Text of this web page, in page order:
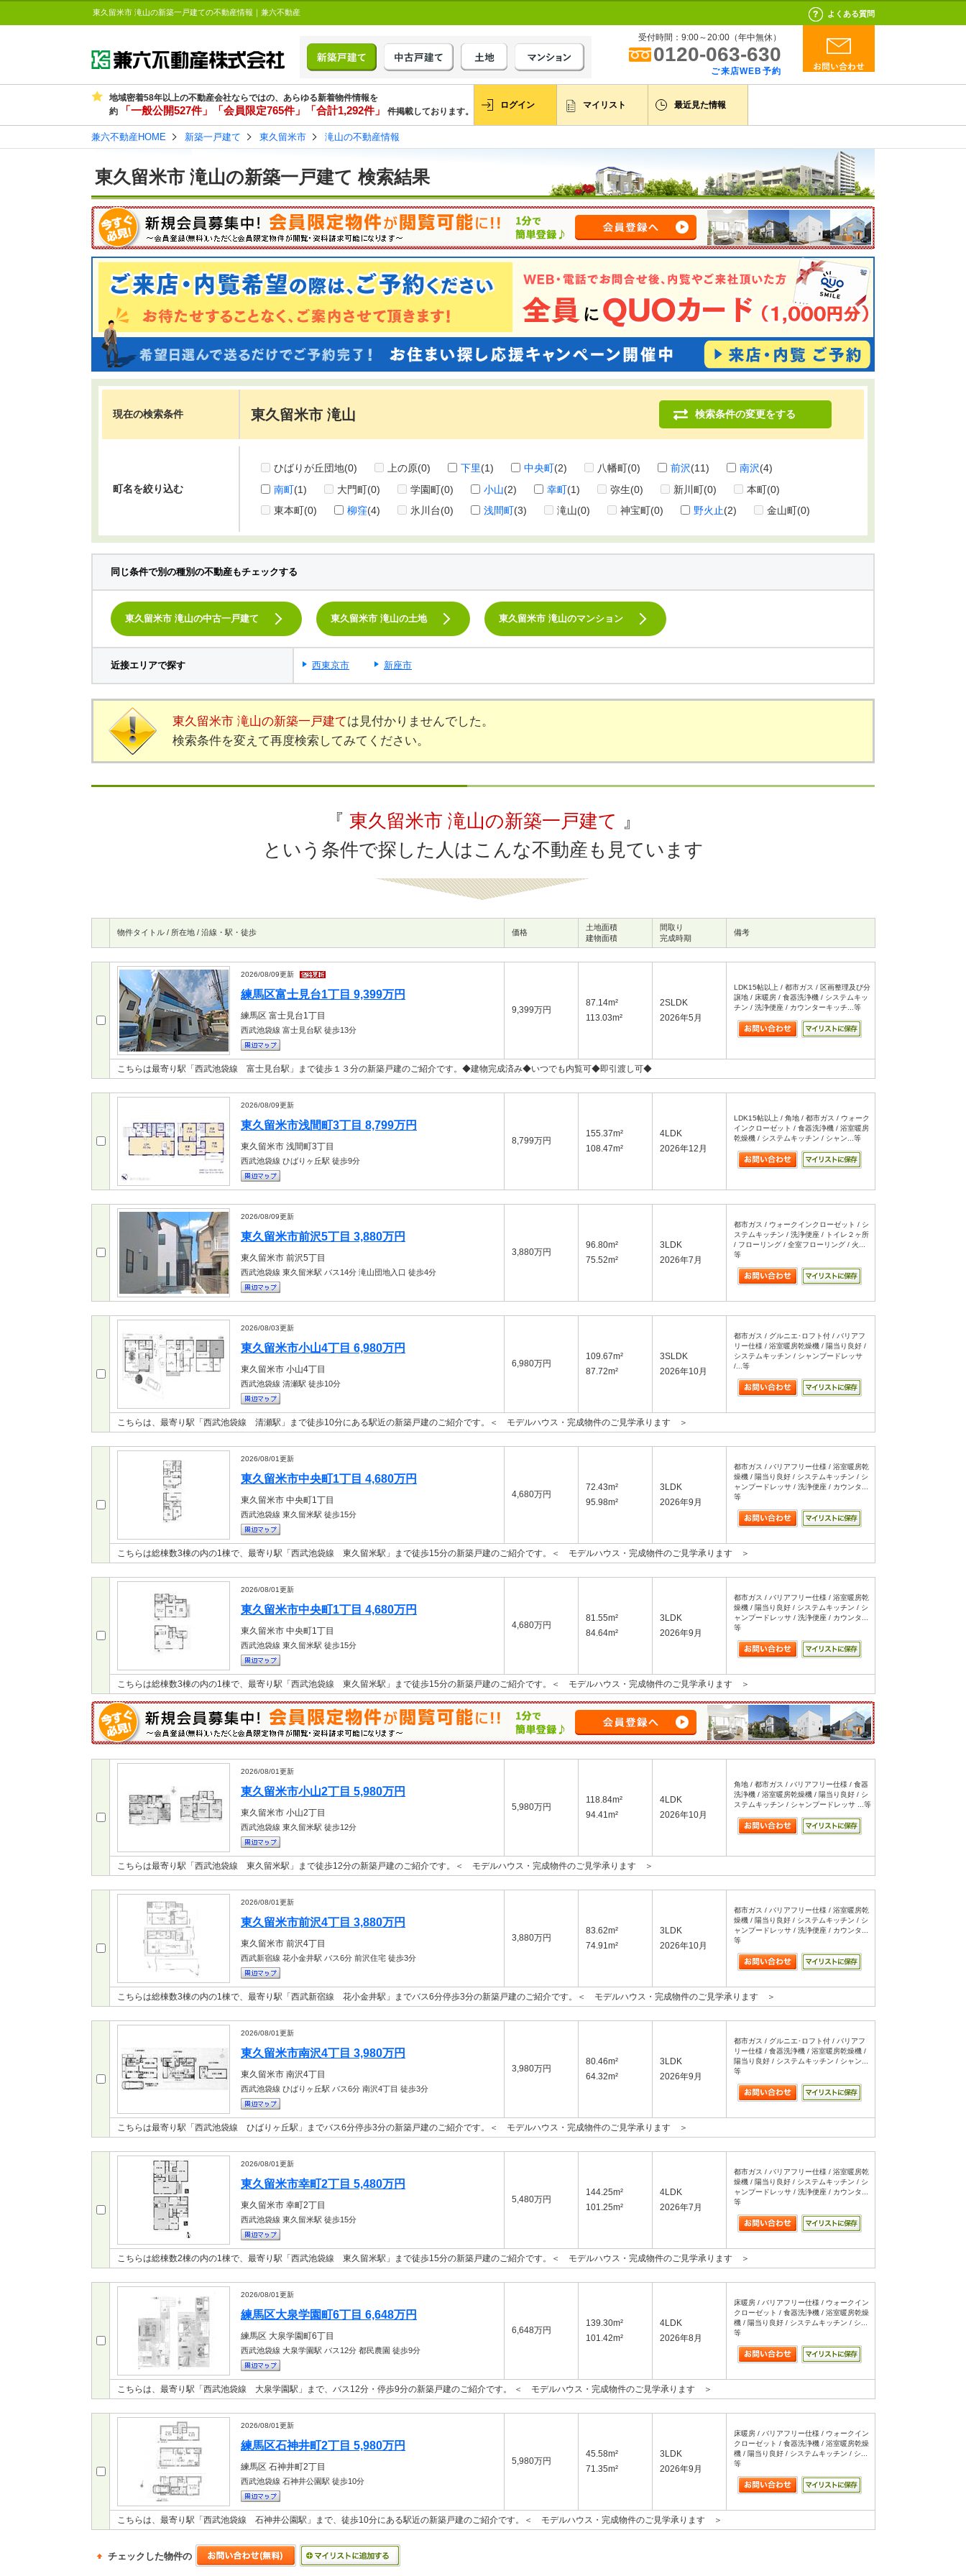
東久留米市 滝山の新築一戸建ての不動産情報｜兼六不動産 よくある質問
受付時間：9:00～20:00（年中無休）
0120-063-630
ご来店WEB予約
地域密着58年以上の不動産会社ならではの、あらゆる新着物件情報を
約
「一般公開527件」「会員限定765件」「合計1,292件」 件掲載しております。
ログイン マイリスト 最近見た情報
兼六不動産HOME 新築一戸建て 東久留米市 滝山の不動産情報
東久留米市 滝山の新築一戸建て 検索結果
現在の検索条件 東久留米市 滝山 検索条件の変更をする
町名を絞り込む
ひばりが丘団地(0) 上の原(0) 下里(1) 中央町(2) 八幡町(0) 前沢(11) 南沢(4)
南町(1) 大門町(0) 学園町(0) 小山(2) 幸町(1) 弥生(0) 新川町(0) 本町(0)
東本町(0) 柳窪(4) 氷川台(0) 浅間町(3) 滝山(0) 神宝町(0) 野火止(2) 金山町(0)
同じ条件で別の種別の不動産もチェックする
東久留米市 滝山の中古一戸建て 東久留米市 滝山の土地 東久留米市 滝山のマンション
近接エリアで探す 西東京市 新座市
東久留米市 滝山の新築一戸建ては見付かりませんでした。
検索条件を変えて再度検索してみてください。
『 東久留米市 滝山の新築一戸建て
』
という条件で探した人はこんな不動産も見ています
物件タイトル / 所在地 / 沿線・駅・徒歩 価格
土地面積
建物面積
間取り
完成時期
備考
2026/08/09更新
練馬区富士見台1丁目 9,399万円
練馬区 富士見台1丁目
西武池袋線 富士見台駅 徒歩13分
9,399万円
87.14m²
113.03m²
2SLDK
2026年5月
LDK15帖以上 / 都市ガス / 区画整理及び分
譲地 / 床暖房 / 食器洗浄機 / システムキッ
チン / 洗浄便座 / カウンターキッチ...等
こちらは最寄り駅「西武池袋線 富士見台駅」まで徒歩１３分の新築戸建のご紹介です。◆建物完成済み◆いつでも内覧可◆即引渡し可◆
2026/08/09更新
東久留米市浅間町3丁目 8,799万円
東久留米市 浅間町3丁目
西武池袋線 ひばりヶ丘駅 徒歩9分
8,799万円
155.37m²
108.47m²
4LDK
2026年12月
LDK15帖以上 / 角地 / 都市ガス / ウォーク
インクローゼット / 食器洗浄機 / 浴室暖房
乾燥機 / システムキッチン / シャン...等
2026/08/09更新
東久留米市前沢5丁目 3,880万円
東久留米市 前沢5丁目
西武池袋線 東久留米駅 バス14分 滝山団地入口 徒歩4分
3,880万円
96.80m²
75.52m²
3LDK
2026年7月
都市ガス / ウォークインクローゼット / シ
ステムキッチン / 洗浄便座 / トイレ２ヶ所
/ フローリング / 全室フローリング / 火...
等
2026/08/03更新
東久留米市小山4丁目 6,980万円
東久留米市 小山4丁目
西武池袋線 清瀬駅 徒歩10分
6,980万円
109.67m²
87.72m²
3SLDK
2026年10月
都市ガス / グルニエ･ロフト付 / バリアフ
リー仕様 / 浴室暖房乾燥機 / 陽当り良好 /
システムキッチン / シャンプードレッサ
/...等
こちらは、最寄り駅「西武池袋線 清瀬駅」まで徒歩10分にある駅近の新築戸建のご紹介です。＜ モデルハウス・完成物件のご見学承ります ＞
2026/08/01更新
東久留米市中央町1丁目 4,680万円
東久留米市 中央町1丁目
西武池袋線 東久留米駅 徒歩15分
4,680万円
72.43m²
95.98m²
3LDK
2026年9月
都市ガス / バリアフリー仕様 / 浴室暖房乾
燥機 / 陽当り良好 / システムキッチン / シ
ャンプードレッサ / 洗浄便座 / カウンタ...
等
こちらは総棟数3棟の内の1棟で、最寄り駅「西武池袋線 東久留米駅」まで徒歩15分の新築戸建のご紹介です。＜ モデルハウス・完成物件のご見学承ります ＞
2026/08/01更新
東久留米市中央町1丁目 4,680万円
東久留米市 中央町1丁目
西武池袋線 東久留米駅 徒歩15分
4,680万円
81.55m²
84.64m²
3LDK
2026年9月
都市ガス / バリアフリー仕様 / 浴室暖房乾
燥機 / 陽当り良好 / システムキッチン / シ
ャンプードレッサ / 洗浄便座 / カウンタ...
等
こちらは総棟数3棟の内の1棟で、最寄り駅「西武池袋線 東久留米駅」まで徒歩15分の新築戸建のご紹介です。＜ モデルハウス・完成物件のご見学承ります ＞
2026/08/01更新
東久留米市小山2丁目 5,980万円
東久留米市 小山2丁目
西武池袋線 東久留米駅 徒歩12分
5,980万円
118.84m²
94.41m²
4LDK
2026年10月
角地 / 都市ガス / バリアフリー仕様 / 食器
洗浄機 / 浴室暖房乾燥機 / 陽当り良好 / シ
ステムキッチン / シャンプードレッサ ...等
こちらは最寄り駅「西武池袋線 東久留米駅」まで徒歩12分の新築戸建のご紹介です。＜ モデルハウス・完成物件のご見学承ります ＞
2026/08/01更新
東久留米市前沢4丁目 3,880万円
東久留米市 前沢4丁目
西武新宿線 花小金井駅 バス6分 前沢住宅 徒歩3分
3,880万円
83.62m²
74.91m²
3LDK
2026年10月
都市ガス / バリアフリー仕様 / 浴室暖房乾
燥機 / 陽当り良好 / システムキッチン / シ
ャンプードレッサ / 洗浄便座 / カウンタ...
等
こちらは総棟数3棟の内の1棟で、最寄り駅「西武新宿線 花小金井駅」までバス6分停歩3分の新築戸建のご紹介です。＜ モデルハウス・完成物件のご見学承ります ＞
2026/08/01更新
東久留米市南沢4丁目 3,980万円
東久留米市 南沢4丁目
西武池袋線 ひばりヶ丘駅 バス6分 南沢4丁目 徒歩3分
3,980万円
80.46m²
64.32m²
3LDK
2026年9月
都市ガス / グルニエ･ロフト付 / バリアフ
リー仕様 / 食器洗浄機 / 浴室暖房乾燥機 /
陽当り良好 / システムキッチン / シャン...
等
こちらは最寄り駅「西武池袋線 ひばりヶ丘駅」までバス6分停歩3分の新築戸建のご紹介です。＜ モデルハウス・完成物件のご見学承ります ＞
2026/08/01更新
東久留米市幸町2丁目 5,480万円
東久留米市 幸町2丁目
西武池袋線 東久留米駅 徒歩15分
5,480万円
144.25m²
101.25m²
4LDK
2026年7月
都市ガス / バリアフリー仕様 / 浴室暖房乾
燥機 / 陽当り良好 / システムキッチン / シ
ャンプードレッサ / 洗浄便座 / カウンタ...
等
こちらは総棟数2棟の内の1棟で、最寄り駅「西武池袋線 東久留米駅」まで徒歩15分の新築戸建のご紹介です。＜ モデルハウス・完成物件のご見学承ります ＞
2026/08/01更新
練馬区大泉学園町6丁目 6,648万円
練馬区 大泉学園町6丁目
西武池袋線 大泉学園駅 バス12分 都民農園 徒歩9分
6,648万円
139.30m²
101.42m²
4LDK
2026年8月
床暖房 / バリアフリー仕様 / ウォークイン
クローゼット / 食器洗浄機 / 浴室暖房乾燥
機 / 陽当り良好 / システムキッチン / シ...
等
こちらは、最寄り駅「西武池袋線 大泉学園駅」まで、バス12分・停歩9分の新築戸建のご紹介です。 ＜ モデルハウス・完成物件のご見学承ります ＞
2026/08/01更新
練馬区石神井町2丁目 5,980万円
練馬区 石神井町2丁目
西武池袋線 石神井公園駅 徒歩10分
5,980万円
45.58m²
71.35m²
3LDK
2026年9月
床暖房 / バリアフリー仕様 / ウォークイン
クローゼット / 食器洗浄機 / 浴室暖房乾燥
機 / 陽当り良好 / システムキッチン / シ...
等
こちらは、最寄り駅「西武池袋線 石神井公園駅」まで、徒歩10分にある駅近の新築戸建のご紹介です。＜ モデルハウス・完成物件のご見学承ります ＞
チェックした物件の